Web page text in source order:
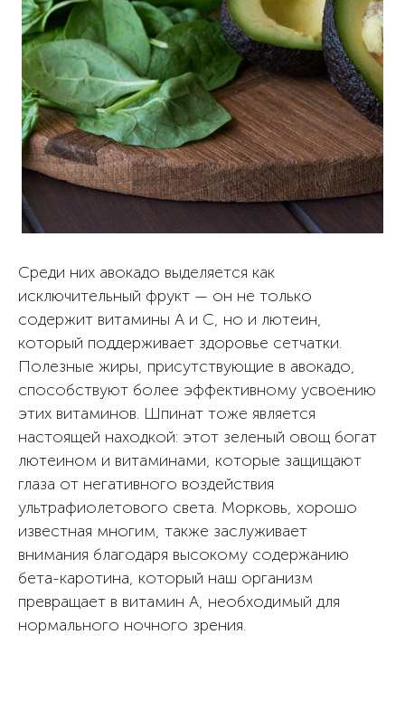
Среди них авокадо выделяется как
исключительный фрукт — он не только
содержит витамины А и С, но и лютеин,
который поддерживает здоровье сетчатки.
Полезные жиры, присутствующие в авокадо,
способствуют более эффективному усвоению
этих витаминов. Шпинат тоже является
настоящей находкой: этот зеленый овощ богат
лютеином и витаминами, которые защищают
глаза от негативного воздействия
ультрафиолетового света. Морковь, хорошо
известная многим, также заслуживает
внимания благодаря высокому содержанию
бета-каротина, который наш организм
превращает в витамин А, необходимый для
нормального ночного зрения.